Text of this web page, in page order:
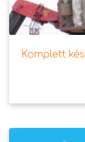
Komplett